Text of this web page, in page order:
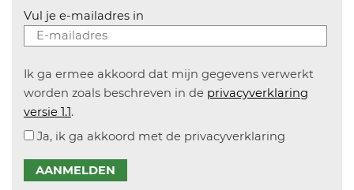
Vul je e-mailadres in
Ik ga ermee akkoord dat mijn gegevens verwerkt
worden zoals beschreven in de privacyverklaring
versie 1.1.
Ja, ik ga akkoord met de privacyverklaring
AANMELDEN